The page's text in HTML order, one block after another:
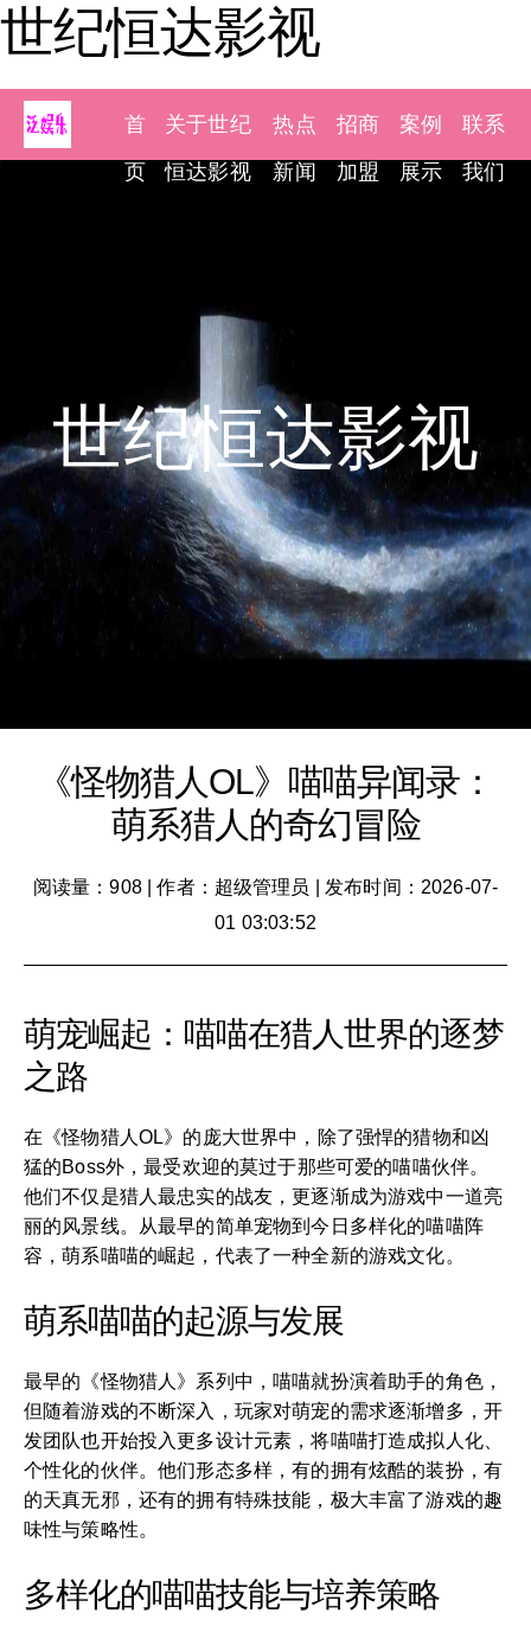
世纪恒达影视
首
页
关于世纪
恒达影视
热点
新闻
招商
加盟
案例
展示
联系
我们
世纪恒达影视
《怪物猎人OL》喵喵异闻录：
萌系猎人的奇幻冒险
阅读量：908|作者：超级管理员
发布时间：2026-07-
01 03:03:52
萌宠崛起：喵喵在猎人世界的逐梦
之路
在《怪物猎人OL》的庞大世界中，除了强悍的猎物和凶
猛的Boss外，最受欢迎的莫过于那些可爱的喵喵伙伴。
他们不仅是猎人最忠实的战友，更逐渐成为游戏中一道亮
丽的风景线。从最早的简单宠物到今日多样化的喵喵阵
容，萌系喵喵的崛起，代表了一种全新的游戏文化。
萌系喵喵的起源与发展
最早的《怪物猎人》系列中，喵喵就扮演着助手的角色，
但随着游戏的不断深入，玩家对萌宠的需求逐渐增多，开
发团队也开始投入更多设计元素，将喵喵打造成拟人化、
个性化的伙伴。他们形态多样，有的拥有炫酷的装扮，有
的天真无邪，还有的拥有特殊技能，极大丰富了游戏的趣
味性与策略性。
多样化的喵喵技能与培养策略